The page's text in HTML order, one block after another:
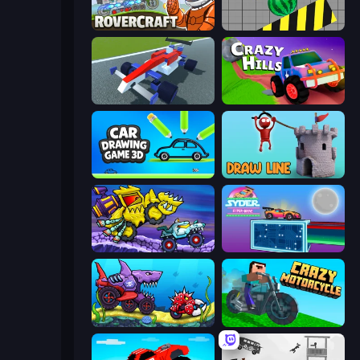
Rovercraft Hydraulic Press 2D ASMR
Genius Car 2 Crazy Hills
Car Drawing Game 3D Draw Line
Car Eats Car: Arctic Adventure Syder Hyper Drive
Car Eats Car: Underwater Adventure Crazy Motorcycle